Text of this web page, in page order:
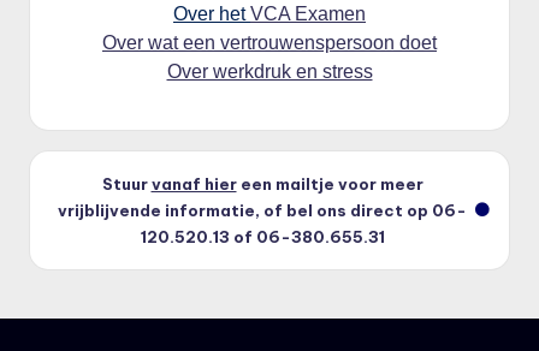
Over hetVCA Examen
Over wat een vertrouwenspersoon doet
Over werkdruk en stress
Stuurvanaf hiereen mailtje voor meer
vrijblijvende informatie, of bel ons direct op 06-
120.520.13 of 06-380.655.31